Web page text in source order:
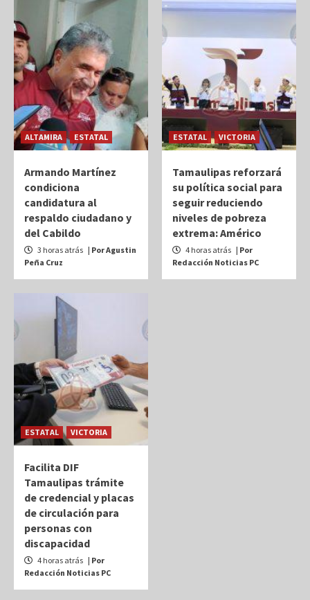
ALTAMIRA ESTATAL
Armando Martínez
condiciona
candidatura al
respaldo ciudadano y
del Cabildo
3 horas atrás | Por Agustin
Peña Cruz
ESTATAL VICTORIA
Tamaulipas reforzará
su política social para
seguir reduciendo
niveles de pobreza
extrema: Américo
4 horas atrás | Por
Redacción Noticias PC
ESTATAL VICTORIA
Facilita DIF
Tamaulipas trámite
de credencial y placas
de circulación para
personas con
discapacidad
4 horas atrás | Por
Redacción Noticias PC